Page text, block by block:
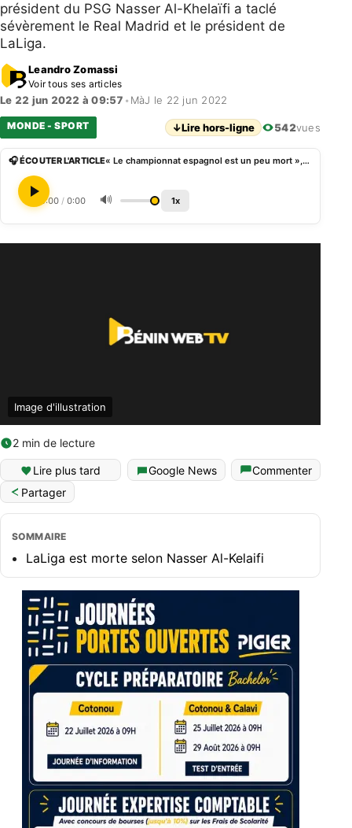
président du PSG Nasser Al-Khelaïfi a taclé
sévèrement le Real Madrid et le président de
LaLiga.
Leandro Zomassi
Voir tous ses articles
Le 22 jun 2022 à 09:57 • MàJ le 22 jun 2022
MONDE - SPORT ↓Lire hors-ligne 542vues
🎧 ÉCOUTER L'ARTICLE « Le championnat espagnol est un peu mort », Al-Khelaà¯fi cartonne Javier Tebas et le Real Madrid
0:00 / 0:00 🔊 1x
Image d'illustration
2 min de lecture
Lire plus tard Google News
Commenter
Partager
SOMMAIRE
LaLiga est morte selon Nasser Al-Kelaifi